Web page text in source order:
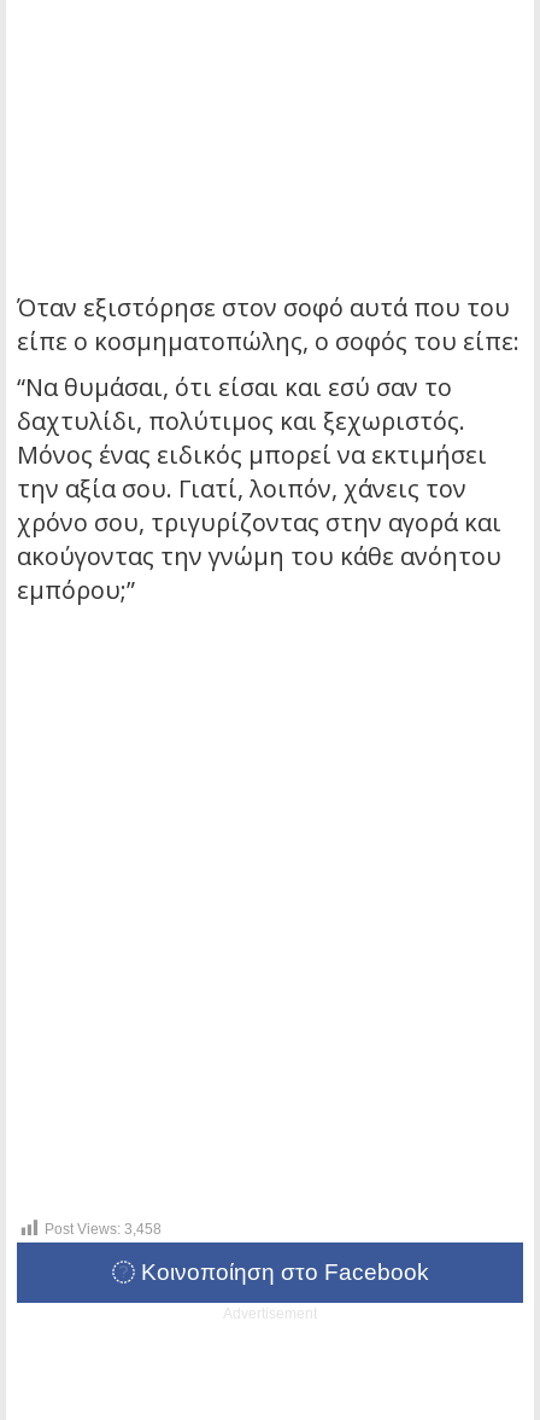
Όταν εξιστόρησε στον σοφό αυτά που του
είπε ο κοσμηματοπώλης, ο σοφός του είπε:
“Να θυμάσαι, ότι είσαι και εσύ σαν το
δαχτυλίδι, πολύτιμος και ξεχωριστός.
Μόνος ένας ειδικός μπορεί να εκτιμήσει
την αξία σου. Γιατί, λοιπόν, χάνεις τον
χρόνο σου, τριγυρίζοντας στην αγορά και
ακούγοντας την γνώμη του κάθε ανόητου
εμπόρου;”
Post Views: 3,458
Κοινοποίηση στο Facebook
Advertisement